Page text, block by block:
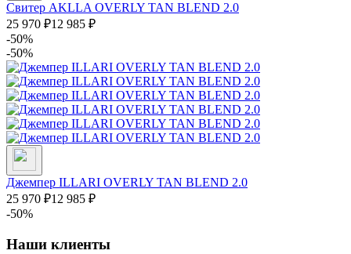
Свитер AKLLA OVERLY TAN BLEND 2.0
25 970 ₽12 985 ₽
-50%
-50%
Джемпер ILLARI OVERLY TAN BLEND 2.0
25 970 ₽12 985 ₽
-50%
Наши клиенты